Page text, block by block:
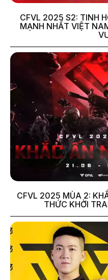
CFVL 2025 S2: TINH
MẠNH NHẤT VIỆT
CFVL 2025 MÙA 2:
THỨC KHỞI